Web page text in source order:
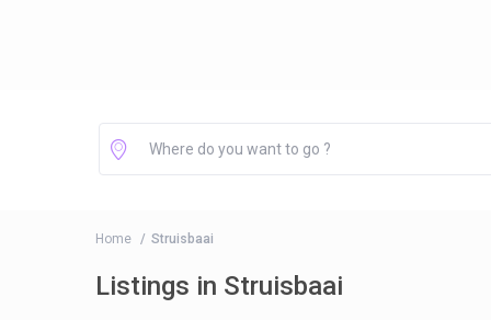
Home Struisbaai
Listings in Struisbaai